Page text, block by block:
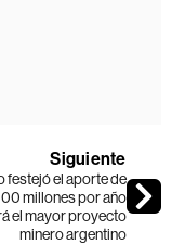
Siguiente
festejó el aporte de
millones por año
el mayor proyecto
minero argentino